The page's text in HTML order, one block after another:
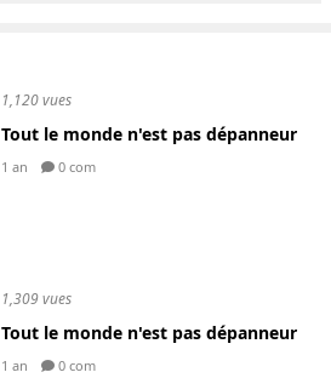
1,120 vues
Tout le monde n'est pas dépanneur
1 an 0 com
1,309 vues
Tout le monde n'est pas dépanneur
1 an 0 com